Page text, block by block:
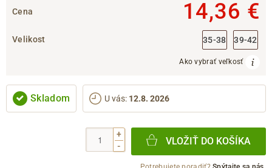
Cena 14,36 €
Velikost 35-38 39-42
Ako vybrať veľkosť
Skladom U vás: 12.8. 2026
+
-
VLOŽIŤ DO KOŠÍKA